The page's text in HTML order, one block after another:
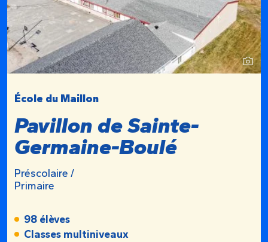
École du Maillon
Pavillon de Sainte-
Germaine-Boulé
Préscolaire /
Primaire
98 élèves
Classes multiniveaux